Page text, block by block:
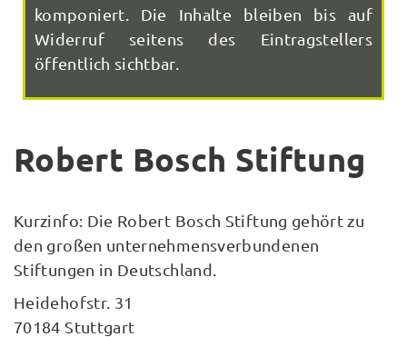
komponiert. Die Inhalte bleiben bis auf
Widerruf seitens des Eintragstellers
öffentlich sichtbar.
Robert Bosch Stiftung
Kurzinfo: Die Robert Bosch Stiftung gehört zu
den großen unternehmensverbundenen
Stiftungen in Deutschland.
Heidehofstr. 31
70184 Stuttgart